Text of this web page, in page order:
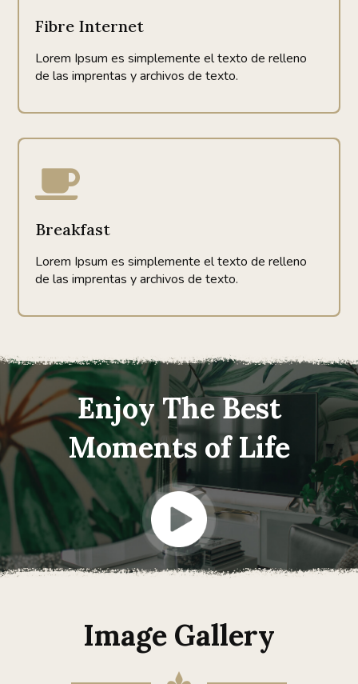
Fibre Internet
Lorem Ipsum es simplemente el texto de relleno
de las imprentas y archivos de texto.

Breakfast
Lorem Ipsum es simplemente el texto de relleno
de las imprentas y archivos de texto.
Enjoy The Best
Moments of Life
Image Gallery